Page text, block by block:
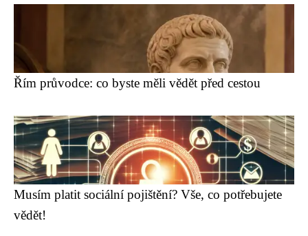
Řím průvodce: co byste měli vědět před cestou
Musím platit sociální pojištění? Vše, co potřebujete
vědět!